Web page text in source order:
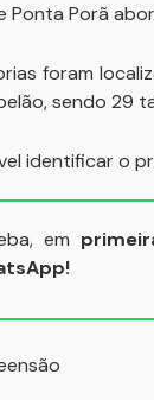
Ponta Porã
foram
sendo 29
identificar o
em